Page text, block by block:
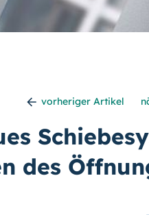
vorheriger Artikel
des